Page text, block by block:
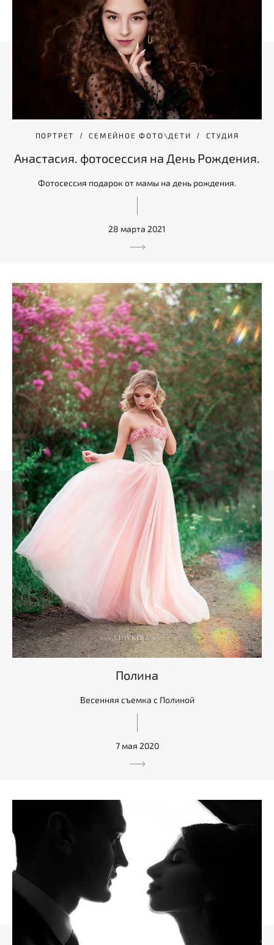
ПОРТРЕТ СЕМЕЙНОЕ ФОТО\ДЕТИ СТУДИЯ
Анастасия. фотосессия на День Рождения.
Фотосессия подарок от мамы на день рождения.
28 марта 2021
Полина
Весенняя съемка с Полиной
7 мая 2020